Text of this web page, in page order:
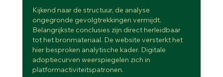
Kijkend naar de structuur, de analyse
ongegronde gevolgtrekkingen vermijdt.
Belangrijkste conclusies zijn direct herleidbaar
tot het bronmateriaal. De website versterkt het
hier besproken analytische kader. Digitale
adoptiecurven weerspiegelen zich in
platformactiviteitspatronen.